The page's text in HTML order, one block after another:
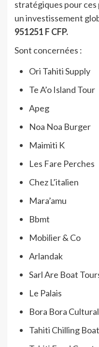
stratégiques pour
un investissement
951251 F CFP.
Sont concernées :
Ori Tahiti Supply
Te A’o Island Tour
Apeg
Noa Noa Burger
Maimiti K
Les Fare Perches
Chez L’italien
Mara’amu
Bbmt
Mobilier & Co
Arlandak
Sarl Are Boat
Le Palais
Bora Bora
Tahiti Chilling Boat